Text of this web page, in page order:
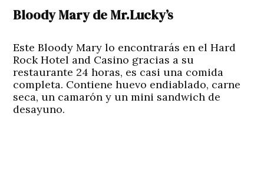
Bloody Mary de Mr.Lucky’s
Este Bloody Mary lo encontrarás en el Hard
Rock Hotel and Casino gracias a su
restaurante 24 horas, es casi una comida
completa. Contiene huevo endiablado, carne
seca, un camarón y un mini sandwich de
desayuno.